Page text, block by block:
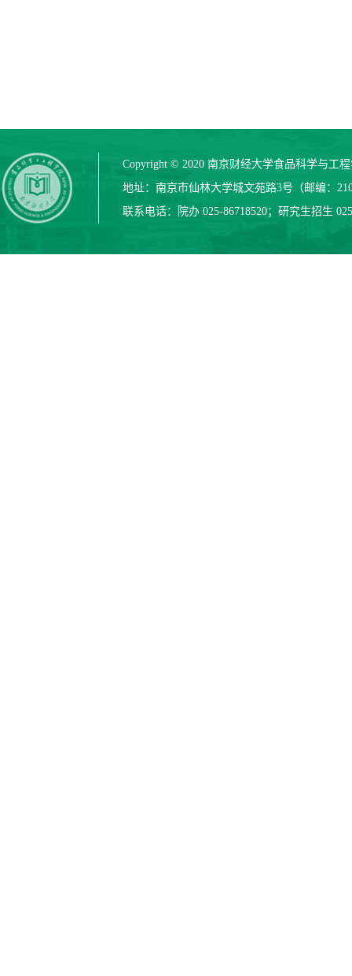
Copyright © 2020 南京财经大学食品科学与工
地址：南京市仙林大学城文苑路3号（邮编：
联系电话：院办 025-86718520；研究生招生